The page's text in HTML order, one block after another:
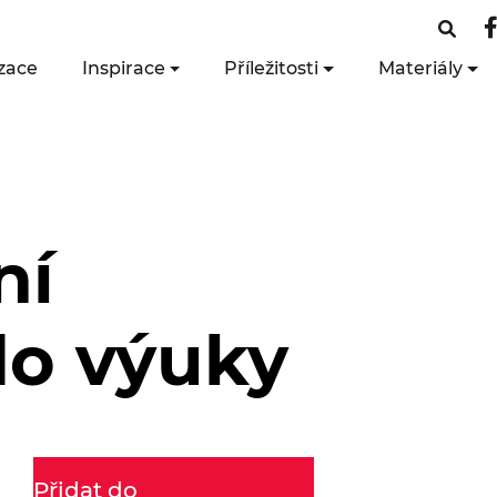
Inspirace Příležitosti Materiály
výuky
Přidat do